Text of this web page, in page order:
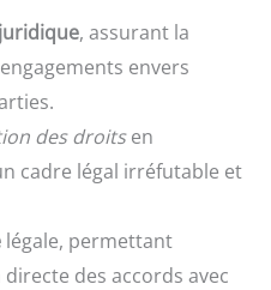
, assurant la
envers
des droitsen
cadre légal irréfutable et
légale, permettant
directe des accords avec